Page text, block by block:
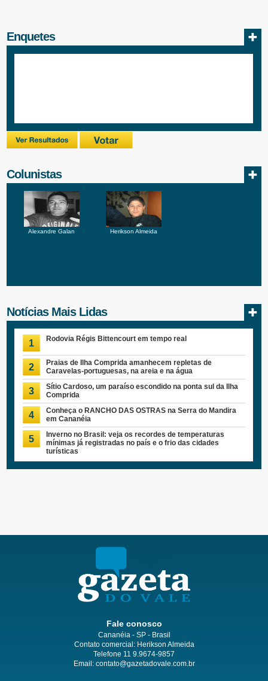
Enquetes
Colunistas
Alexandre Galan Herikson Almeida
Notícias Mais Lidas
1 Rodovia Régis Bittencourt em tempo real
2
Praias de Ilha Comprida amanhecem repletas de
Caravelas-portuguesas, na areia e na água
3
Sítio Cardoso, um paraíso escondido na ponta sul da Ilha
Comprida
4
Conheça o RANCHO DAS OSTRAS na Serra do Mandira
em Cananéia
5
Inverno no Brasil: veja os recordes de temperaturas
mínimas já registradas no país e o frio das cidades
turísticas
Fale conosco
Cananéia - SP - Brasil
Contato comercial: Herikson Almeida
Telefone 11 9.9674-9857
Email: contato@gazetadovale.com.br